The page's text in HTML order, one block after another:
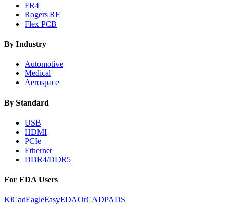
FR4
Rogers RF
Flex PCB
By Industry
Automotive
Medical
Aerospace
By Standard
USB
HDMI
PCIe
Ethernet
DDR4/DDR5
For EDA Users
KiCadEagleEasyEDAOrCADPADS